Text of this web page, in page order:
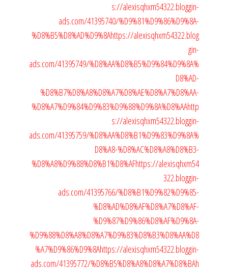
s://alexisqhxm54322.bloggin-
ads.com/41395740/%D9%81%D9%86%D9%8A-
%D8%B5%D8%AD%D9%8Ahttps://alexisqhxm54322.blog
gin-
ads.com/41395749/%D8%AA%D8%B5%D9%84%D9%8A%
D8%AD-
%D8%B7%D8%A8%D8%A7%D8%AE%D8%A7%D8%AA-
%D8%A7%D9%84%D9%83%D9%88%D9%8A%D8%AAhttp
s://alexisqhxm54322.bloggin-
ads.com/41395759/%D8%AA%D8%B1%D9%83%D9%8A%
D8%A8-%D8%AC%D8%A8%D8%B3-
%D8%A8%D9%88%D8%B1%D8%AFhttps://alexisqhxm54
322.bloggin-
ads.com/41395766/%D8%B1%D9%82%D9%85-
%D8%AD%D8%AF%D8%A7%D8%AF-
%D9%87%D9%86%D8%AF%D9%8A-
%D9%88%D8%A8%D8%A7%D9%83%D8%B3%D8%AA%D8
%A7%D9%86%D9%8Ahttps://alexisqhxm54322.bloggin-
ads.com/41395772/%D8%B5%D8%A8%D8%A7%D8%BAh